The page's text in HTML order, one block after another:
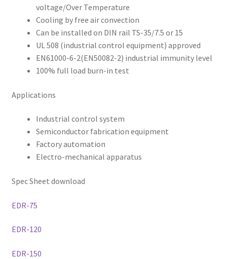
voltage/Over Temperature
Cooling by free air convection
Can be installed on DIN rail TS-35/7.5 or 15
UL 508 (industrial control equipment) approved
EN61000-6-2(EN50082-2) industrial immunity level
100% full load burn-in test
Applications
Industrial control system
Semiconductor fabrication equipment
Factory automation
Electro-mechanical apparatus
Spec Sheet download
EDR-75
EDR-120
EDR-150